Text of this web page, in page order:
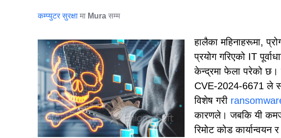
कम्प्युटर सुरक्षा मा Mura सम्म
हालैका महिनाहरूमा,
प्रयोग गरिएको IT
केन्द्रमा फेला परेको
CVE-2024-6671 ले
विशेष गरी
कारणले। जबकि यी
रिमोट कोड